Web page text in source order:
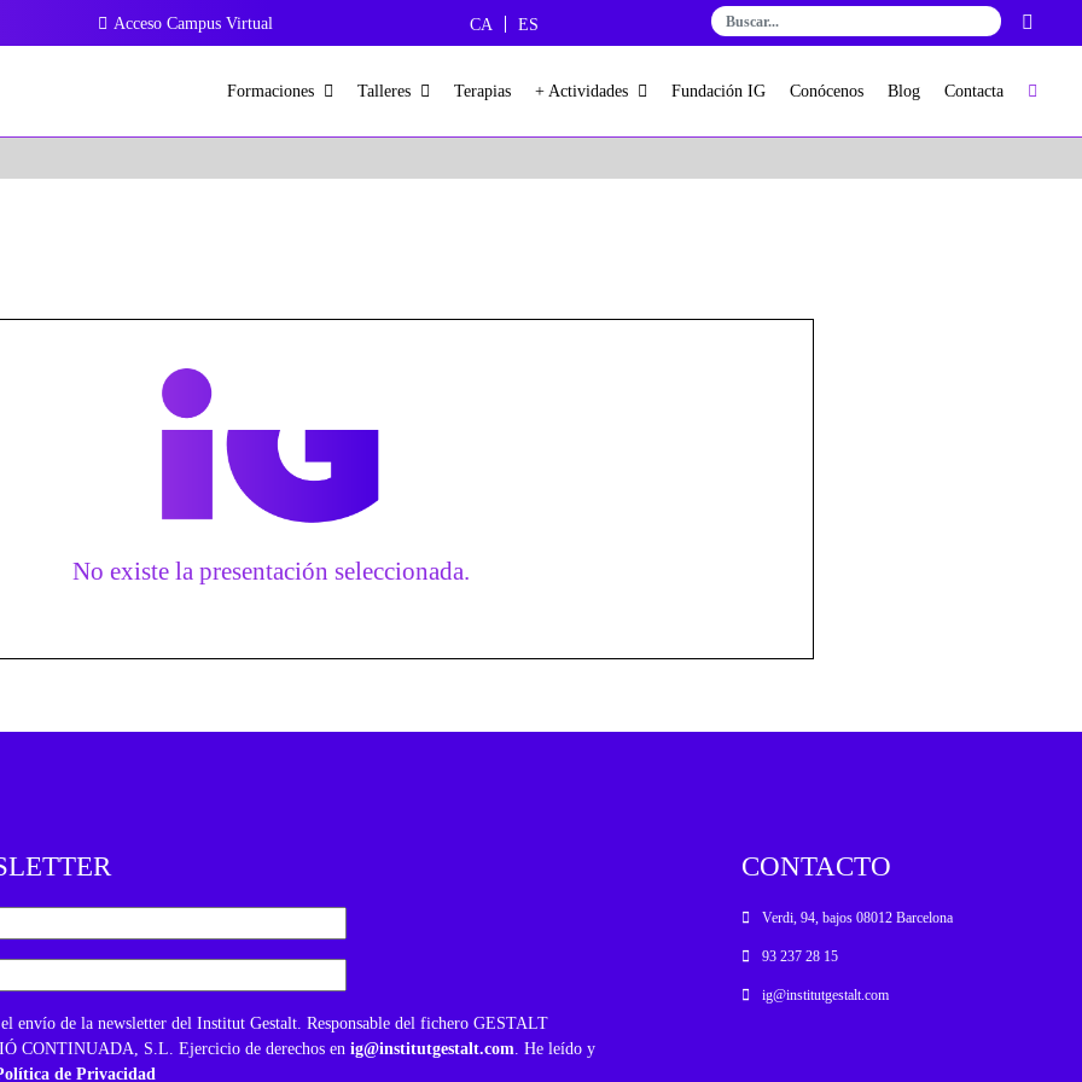
Acceso Campus Virtual CA ES
Formaciones Talleres Terapias + Actividades Fundación IG Conócenos Blog Contacta
No existe la presentación seleccionada.
el envío de la newsletter del Institut Gestalt. Responsable del fichero GESTALT
CONTINUADA, S.L. Ejercicio de derechos en ig@institutgestalt.com . He leído y
de Privacidad
CONTACTO
Verdi, 94, bajos 08012 Barcelona
93 237 28 15
ig@institutgestalt.com